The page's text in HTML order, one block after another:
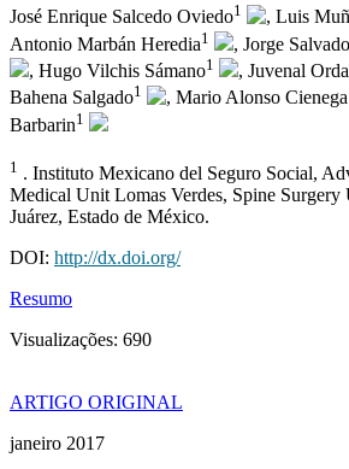
José Enrique Salcedo Oviedo1 , Luis
Antonio Marbán Heredia1 , Jorge
, Hugo Vilchis Sámano1 , Juvenal
Bahena Salgado1 , Mario Alonso
Barbarin1
1 . Instituto Mexicano del Seguro Social,
Medical Unit Lomas Verdes, Spine Surgery
Juárez, Estado de México.
DOI: http://dx.doi.org/
Resumo
Visualizações: 690
ARTIGO ORIGINAL
janeiro 2017